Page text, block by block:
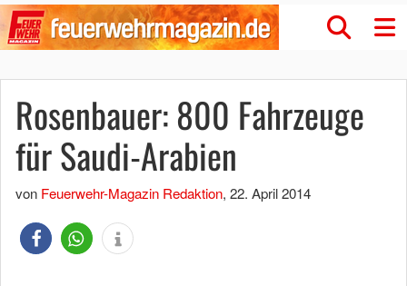
Rosenbauer: 800 Fahrzeuge
für Saudi-Arabien
von Feuerwehr-Magazin Redaktion, 22. April 2014